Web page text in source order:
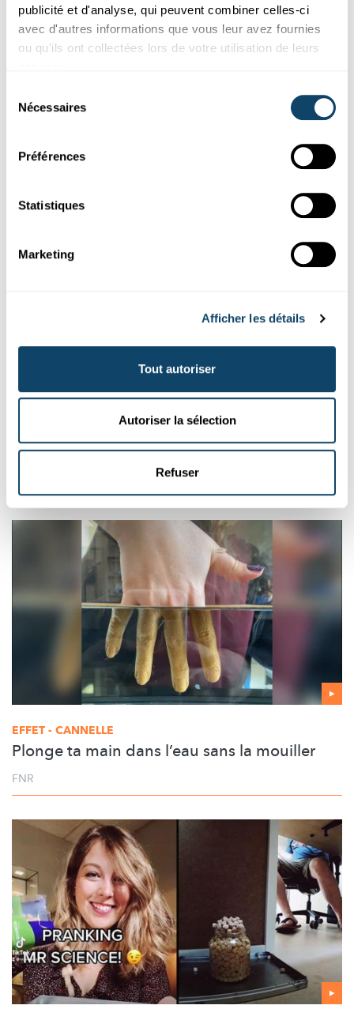
publicité et d'analyse, qui peuvent combiner celles-ci
avec d'autres informations que vous leur avez fournies
ou qu'ils ont collectées lors de votre utilisation de leurs
Nécessaires
Préférences
Statistiques
Marketing
Afficher les détails
Tout autoriser
Autoriser la sélection
Refuser
Fais tenir en équilibre une canette
Bois l'eau des arbres
EFFET - CANNELLE
Plonge ta main dans l’eau sans la mouiller
FNR